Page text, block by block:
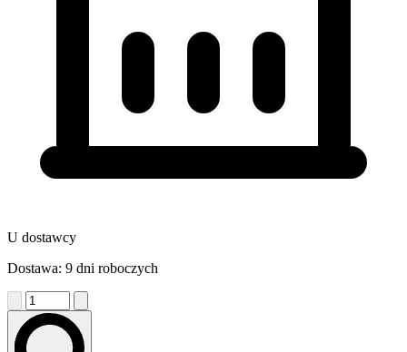
U dostawcy
Dostawa: 9 dni roboczych